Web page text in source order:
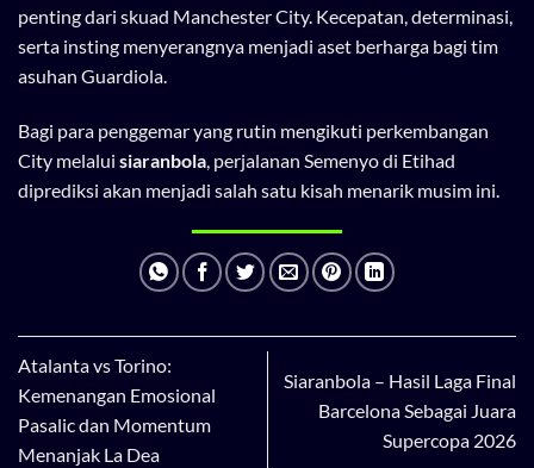
penting dari skuad Manchester City. Kecepatan, determinasi,
serta insting menyerangnya menjadi aset berharga bagi tim
asuhan Guardiola.
Bagi para penggemar yang rutin mengikuti perkembangan
City melalui siaranbola, perjalanan Semenyo di Etihad
diprediksi akan menjadi salah satu kisah menarik musim ini.
Atalanta vs Torino:
Kemenangan Emosional
Pasalic dan Momentum
Menanjak La Dea
Siaranbola – Hasil Laga Final
Barcelona Sebagai Juara
Supercopa 2026